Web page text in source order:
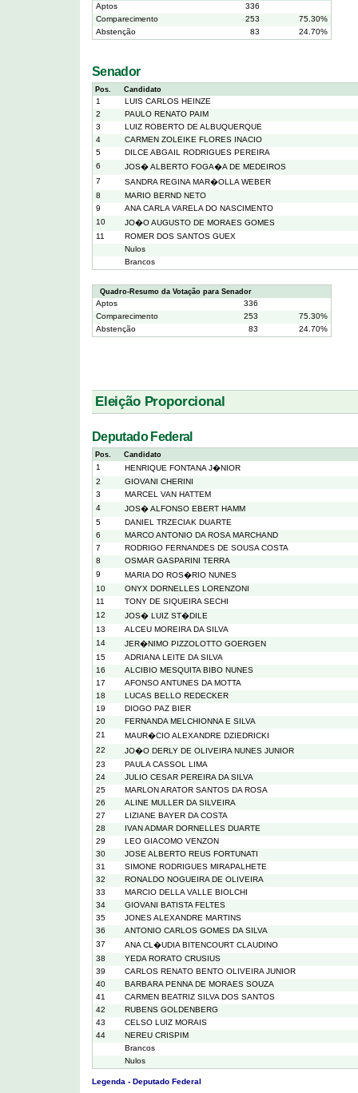
Aptos
336
Comparecimento
253
75.30%
Abstenção
83 24.70%
Senador
Pos. Candidato
1
LUIS CARLOS HEINZE
2
PAULO RENATO PAIM
3
LUIZ ROBERTO DE ALBUQUERQUE
4
CARMEN ZOLEIKE FLORES INACIO
5
DILCE ABGAIL RODRIGUES PEREIRA
6
JOS� ALBERTO FOGA�A DE MEDEIROS
7
SANDRA REGINA MAR�OLLA WEBER
8
MARIO BERND NETO
9
ANA CARLA VARELA DO NASCIMENTO
10
JO�O AUGUSTO DE MORAES GOMES
11
ROMER DOS SANTOS GUEX
Nulos
Brancos
Quadro-Resumo da Votação para Senador
Aptos
336
Comparecimento
253
75.30%
Abstenção
83 24.70%
Eleição Proporcional
Deputado Federal
Pos. Candidato
1
HENRIQUE FONTANA J�NIOR
2
GIOVANI CHERINI
3
MARCEL VAN HATTEM
4
JOS� ALFONSO EBERT HAMM
5
DANIEL TRZECIAK DUARTE
6
MARCO ANTONIO DA ROSA MARCHAND
7
RODRIGO FERNANDES DE SOUSA COSTA
8
OSMAR GASPARINI TERRA
9
MARIA DO ROS�RIO NUNES
10
ONYX DORNELLES LORENZONI
11
TONY DE SIQUEIRA SECHI
12
JOS� LUIZ ST�DILE
13
ALCEU MOREIRA DA SILVA
14
JER�NIMO PIZZOLOTTO GOERGEN
15
ADRIANA LEITE DA SILVA
16
ALCIBIO MESQUITA BIBO NUNES
17
AFONSO ANTUNES DA MOTTA
18
LUCAS BELLO REDECKER
19
DIOGO PAZ BIER
20
FERNANDA MELCHIONNA E SILVA
21
MAUR�CIO ALEXANDRE DZIEDRICKI
22
JO�O DERLY DE OLIVEIRA NUNES JUNIOR
23
PAULA CASSOL LIMA
24
JULIO CESAR PEREIRA DA SILVA
25
MARLON ARATOR SANTOS DA ROSA
26
ALINE MULLER DA SILVEIRA
27
LIZIANE BAYER DA COSTA
28
IVAN ADMAR DORNELLES DUARTE
29
LEO GIACOMO VENZON
30
JOSE ALBERTO REUS FORTUNATI
31
SIMONE RODRIGUES MIRAPALHETE
32
RONALDO NOGUEIRA DE OLIVEIRA
33
MARCIO DELLA VALLE BIOLCHI
34
GIOVANI BATISTA FELTES
35
JONES ALEXANDRE MARTINS
36
ANTONIO CARLOS GOMES DA SILVA
37
ANA CL�UDIA BITENCOURT CLAUDINO
38
YEDA RORATO CRUSIUS
39
CARLOS RENATO BENTO OLIVEIRA JUNIOR
40
BARBARA PENNA DE MORAES SOUZA
41
CARMEN BEATRIZ SILVA DOS SANTOS
42
RUBENS GOLDENBERG
43
CELSO LUIZ MORAIS
44
NEREU CRISPIM
Brancos
Nulos
Legenda - Deputado Federal